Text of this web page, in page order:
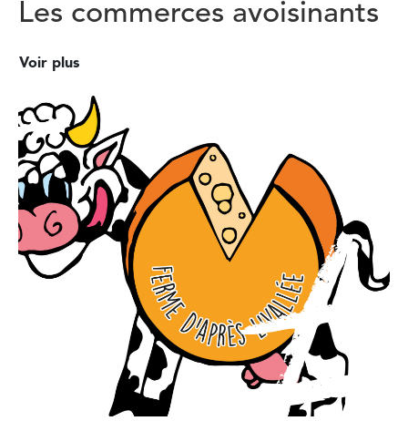
Les commerces avoisinants
Voir plus